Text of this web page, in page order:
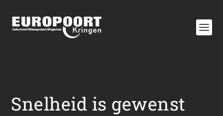
Snelheid is gewenst